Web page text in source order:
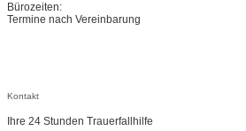
Bürozeiten:
Termine nach Vereinbarung
Kontakt
Ihre 24 Stunden Trauerfallhilfe